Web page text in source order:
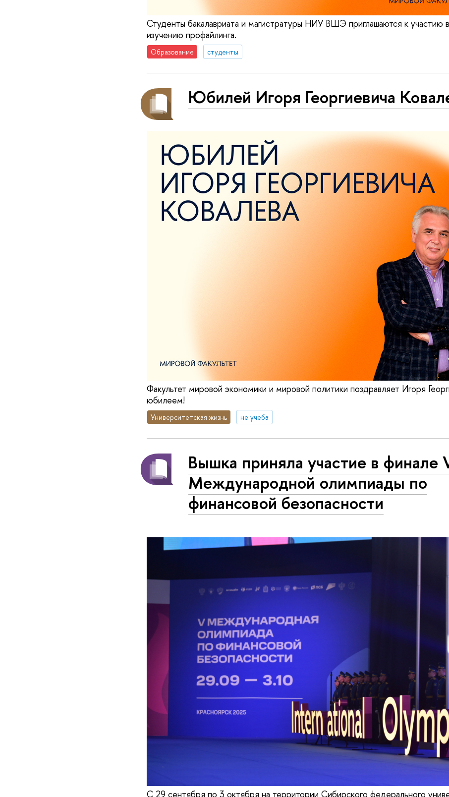
Студенты бакалавриата и магистратуры НИУ ВШЭ приглашаются к участию
изучению профайлинга.
Образование студенты
Юбилей Игоря Георгиевича
Факультет мировой экономики и мировой политики поздравляет Игоря
юбилеем!
Университетская жизнь не учеба
Вышка приняла участие в финале
Международной олимпиады по
финансовой безопасности
С 29 сентября по 3 октября на территории Сибирского федерального